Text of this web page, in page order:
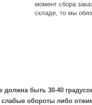
момент сбора
складе, то мы
должна быть 30-40
обороты либо